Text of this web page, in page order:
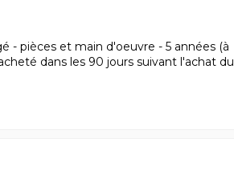
- pièces et main d'oeuvre - 5 années (à
dans les 90 jours suivant l'achat du